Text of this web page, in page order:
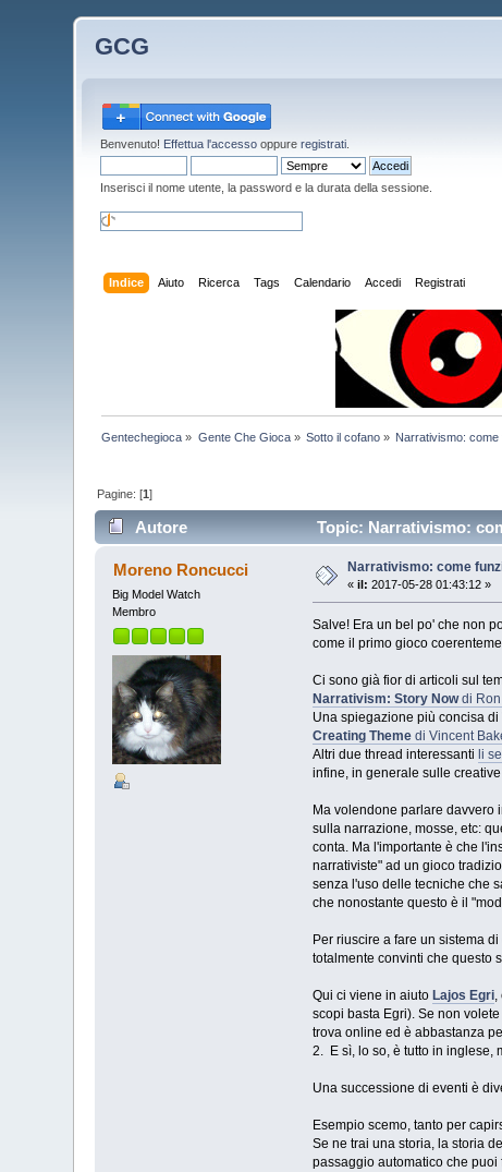
GCG
Benvenuto! Effettua l'accesso oppureregistrati
Inserisci il nome utente, la password e la durata della sessione.
Indice Aiuto Ricerca Tags Calendario Accedi Registrati
Gentechegioca » Gente Che Gioca» Sotto il cofano » Narrativismo: come
Pagine: [1]
Autore Topic: Narrativismo:
Moreno Roncucci
Big Model Watch
Membro
Narrativismo: come
«il: 2017-05-28 01:43:12 »
Salve! Era un bel po' che non
come il primo gioco
Ci sono già fior di articoli sul
Narrativism: Story Nowdi Ron
Una spiegazione più concisa
Creating Themedi Vincent
Altri due thread interessanti li
infine, in generale sulle
Ma volendone parlare davvero
sulla narrazione, mosse, etc:
conta. Ma l'importante è che
narrativiste" ad un gioco
senza l'uso delle tecniche che
che nonostante questo è il
Per riuscire a fare un sistema
totalmente convinti che questo
Qui ci viene in aiuto Lajos Egri,
scopi basta Egri). Se non
trova online ed è abbastanza
2. E sì, lo so, è tutto in inglese,
Una successione di eventi è
Esempio scemo, tanto per
Se ne trai una storia, la storia
passaggio automatico che